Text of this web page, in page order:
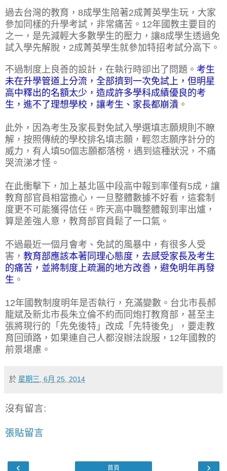
過去台灣的教育，8成學生陪著2成菁英學生玩，大家
參加同樣的升學考試，非常痛苦。12年國教主要目的
之一，是先減輕大多數學生的壓力，讓8成學生透過免
試入學先解脫，2成菁英學生就參加特招考試分高下。
不過制度上良善的設計，在執行時卻出了問題。 考生
未在升學管道上分流，全部擠到一次免試上，但明星
高中釋出的名額太少，造成許多學科成績優良的考
生，進不了理想學校，讓考生、家長都崩潰 。
此外，因為考生及家長對免試入學選填志願規則不瞭
解，按照傳統的學校排名填志願，輕忽志願序計分的
威力，有人填50個志願都落榜，遇到這種狀況，不痛
哭流涕才怪。
在此衝擊下，加上基北區中段高中報到率僅有5成，讓
教育部官員相當擔心，一旦整體數據不好看，這套制
度更不可能獲得信任。昨天高中職整體報到率出爐，
算是差強人意，教育部官員鬆了一口氣。
不過最近一個月會考、免試的風暴中，有很多人受
害， 教育部應該本著同理心態度，去感受家長及考生
的痛苦，並將制度上疏漏的地方改善，避免明年再發
生 。
12年國教制度明年是否執行，充滿變數。台北市長郝
龍斌及新北市長朱立倫不約而同炮打教育部，甚至主
張將現行的「先免後特」改成「先特後免」，要走教
育回頭路，如果連自己人都沒辦法說服，12年國教的
前景堪慮。
於 星期三, 6月 25, 2014
沒有留言:
張貼留言
‹ ›
首頁